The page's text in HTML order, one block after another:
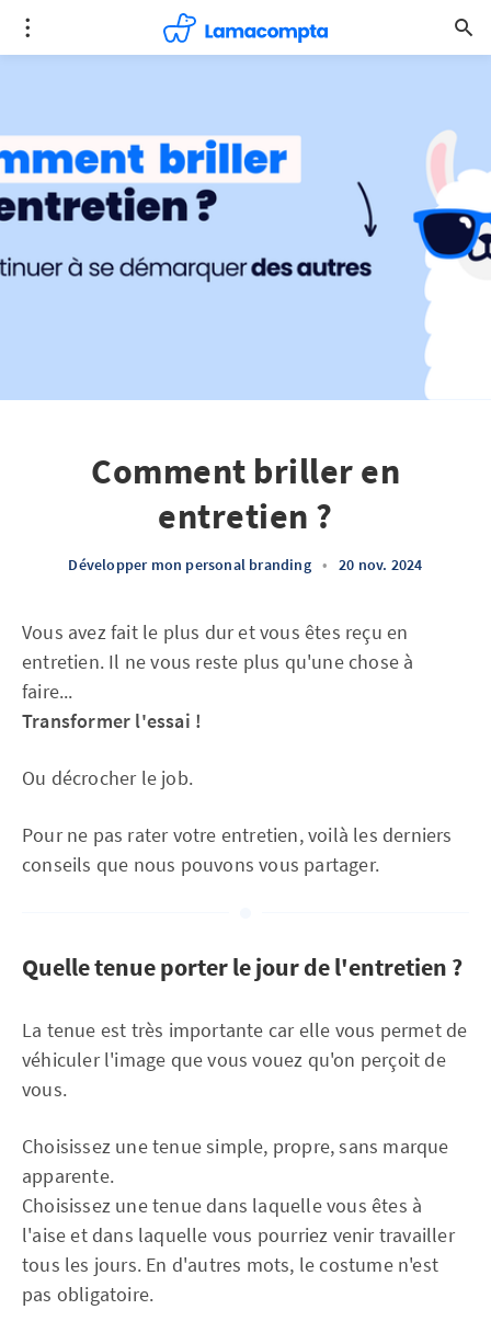
Comment briller en
entretien ?
Développer mon personal branding • 20 nov. 2024
Vous avez fait le plus dur et vous êtes reçu en
entretien. Il ne vous reste plus qu'une chose à
faire...
Transformer l'essai !
Ou décrocher le job.
Pour ne pas rater votre entretien, voilà les derniers
conseils que nous pouvons vous partager.
Quelle tenue porter le jour de l'entretien ?
La tenue est très importante car elle vous permet de
véhiculer l'image que vous vouez qu'on perçoit de
vous.
Choisissez une tenue simple, propre, sans marque
apparente.
Choisissez une tenue dans laquelle vous êtes à
l'aise et dans laquelle vous pourriez venir travailler
tous les jours. En d'autres mots, le costume n'est
pas obligatoire.